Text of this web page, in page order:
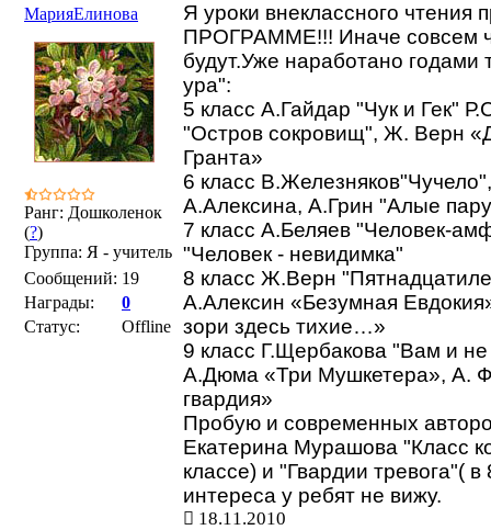
МарияЕлинова
Ранг: Дошколенок
(?)
Группа: Я - учитель
Сообщений: 19
Награды:
0
Статус:
Offline
Я уроки внеклассного
ПРОГРАММЕ!!! Иначе совсем
будут.Уже наработано годами
ура":
5 класс А.Гайдар "Чук и Гек"
"Остров сокровищ", Ж. Верн
Гранта»
6 класс
А.Алексина, А.Грин "Алые
7 класс А.Беляев "Человек-
"Человек - невидимка"
8 класс Ж.Верн
А.Алексин «Безумная
зори здесь тихие…»
9 класс Г.Щербакова "Вам и
А.Дюма «Три Мушкетера», А.
гвардия»
Пробую и современных
Екатерина Мурашова "Класс
классе) и "Гвардии тревога"(
интереса у ребят не вижу.
18.11.2010